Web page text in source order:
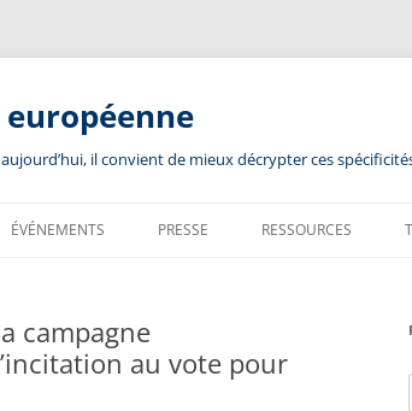
il convient de mieux décrypter ces
ÉVÉNEMENTS PRESSE RESSOURCES
campagne
au vote pour